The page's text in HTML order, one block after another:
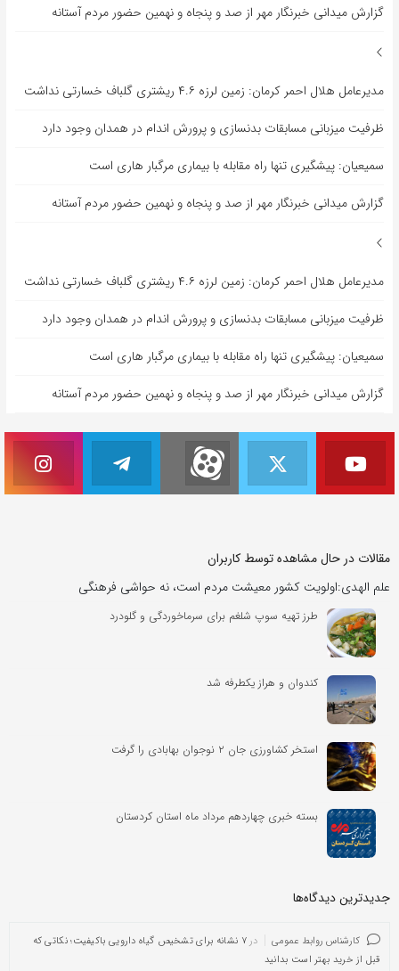
گزارش میدانی خبرنگار مهر از صد و پنجاه و نهمین حضور مردم آستانه
مدیرعامل هلال احمر کرمان: زمین لرزه ۴.۶ ریشتری گلباف خسارتی نداشت
ظرفیت میزبانی مسابقات بدنسازی و پرورش اندام در همدان وجود دارد
سمیعیان: پیشگیری تنها راه مقابله با بیماری مرگبار هاری است
گزارش میدانی خبرنگار مهر از صد و پنجاه و نهمین حضور مردم آستانه
مدیرعامل هلال احمر کرمان: زمین لرزه ۴.۶ ریشتری گلباف خسارتی نداشت
ظرفیت میزبانی مسابقات بدنسازی و پرورش اندام در همدان وجود دارد
سمیعیان: پیشگیری تنها راه مقابله با بیماری مرگبار هاری است
گزارش میدانی خبرنگار مهر از صد و پنجاه و نهمین حضور مردم آستانه
مقالات در حال مشاهده توسط کاربران
علم الهدی:اولویت کشور معیشت مردم است، نه حواشی فرهنگی
طرز تهیه سوپ شلغم برای سرماخوردگی و گلودرد
کندوان و هراز یکطرفه شد
استخر کشاورزی جان ۲ نوجوان بهابادی را گرفت
بسته خبری چهاردهم مرداد ماه استان کردستان
جدیدترین دیدگاه‌‌ها
کارشناس روابط عمومی در
۷ نشانه برای تشخیص گیاه دارویی باکیفیت؛ نکاتی که
قبل از خرید بهتر است بدانید